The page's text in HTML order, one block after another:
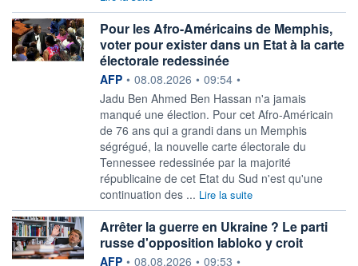
Pour les Afro-Américains de Memphis,
voter pour exister dans un Etat à la carte
électorale redessinée
information fournie par
AFP • 08.08.2026 • 09:54 •
Jadu Ben Ahmed Ben Hassan n'a jamais
manqué une élection. Pour cet Afro-Américain
de 76 ans qui a grandi dans un Memphis
ségrégué, la nouvelle carte électorale du
Tennessee redessinée par la majorité
républicaine de cet Etat du Sud n'est qu'une
continuation des ... Lire la suite
Arrêter la guerre en Ukraine ? Le parti
russe d'opposition Iabloko y croit
information fournie par
AFP • 08.08.2026 • 09:53 •